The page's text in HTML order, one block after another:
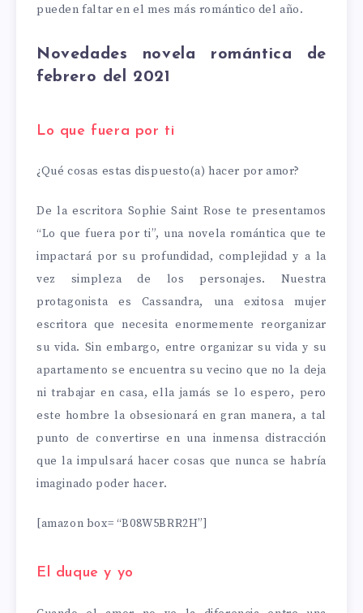
pueden faltar en el mes más romántico del año.
Novedades novela romántica de
febrero del 2021
Lo que fuera por ti
¿Qué cosas estas dispuesto(a) hacer por amor?
De la escritora Sophie Saint Rose te presentamos
“Lo que fuera por ti”, una novela romántica que te
impactará por su profundidad, complejidad y a la
vez simpleza de los personajes. Nuestra
protagonista es Cassandra, una exitosa mujer
escritora que necesita enormemente reorganizar
su vida. Sin embargo, entre organizar su vida y su
apartamento se encuentra su vecino que no la deja
ni trabajar en casa, ella jamás se lo espero, pero
este hombre la obsesionará en gran manera, a tal
punto de convertirse en una inmensa distracción
que la impulsará hacer cosas que nunca se habría
imaginado poder hacer.
[amazon box= “B08W5BRR2H”]
El duque y yo